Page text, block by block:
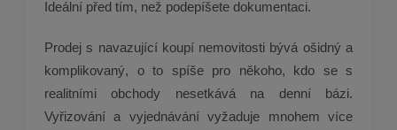
Ideální před tím, než podepíšete dokumentaci.
Prodej s navazující koupí nemovitosti bývá ošidný a
komplikovaný, o to spíše pro někoho, kdo se s
realitními obchody nesetkává na denní bázi.
Vyřizování a vyjednávání vyžaduje mnohem více